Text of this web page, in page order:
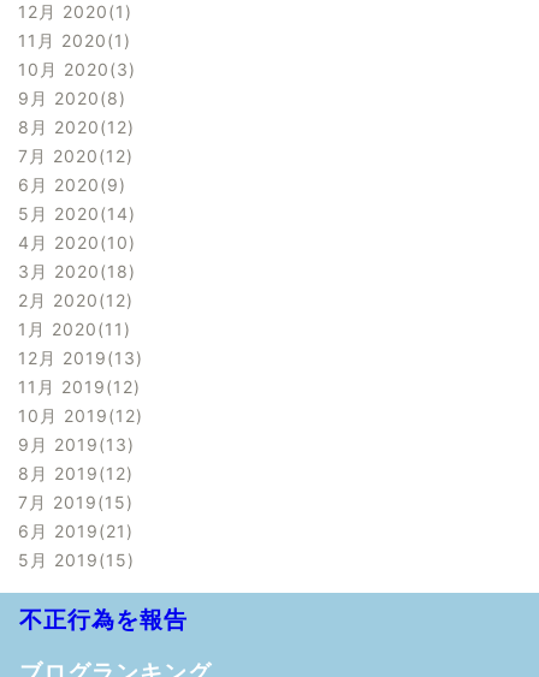
12月 2020 1
11月 2020 1
10月 2020 3
9月 2020 8
8月 2020 12
7月 2020 12
6月 2020 9
5月 2020 14
4月 2020 10
3月 2020 18
2月 2020 12
1月 2020 11
12月 2019 13
11月 2019 12
10月 2019 12
9月 2019 13
8月 2019 12
7月 2019 15
6月 2019 21
5月 2019 15
不正行為を報告